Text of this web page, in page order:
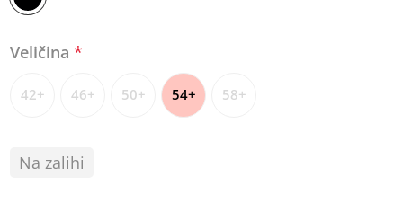
Veličina*
42+ 46+ 50+ 54+ 58+
Na zalihi